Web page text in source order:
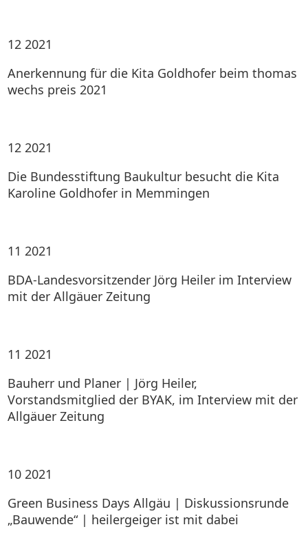
12 2021
Anerkennung für die Kita Goldhofer beim thomas
wechs preis 2021
12 2021
Die Bundesstiftung Baukultur besucht die Kita
Karoline Goldhofer in Memmingen
11 2021
BDA-Landesvorsitzender Jörg Heiler im Interview
mit der Allgäuer Zeitung
11 2021
Bauherr und Planer | Jörg Heiler,
Vorstandsmitglied der BYAK, im Interview mit der
Allgäuer Zeitung
10 2021
Green Business Days Allgäu | Diskussionsrunde
„Bauwende“ | heilergeiger ist mit dabei